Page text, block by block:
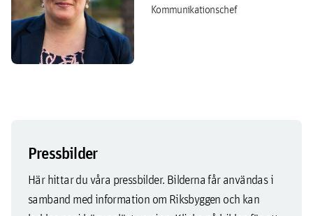
Kommunikationschef
Pressbilder
Här hittar du våra pressbilder. Bilderna får användas i
samband med information om Riksbyggen och kan